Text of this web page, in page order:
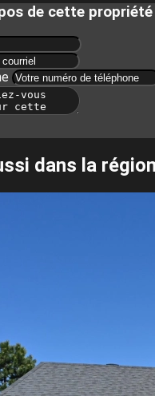
de cette propriété
dans la région